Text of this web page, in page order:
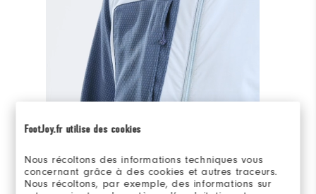
FootJoy.fr utilise des cookies
Nous récoltons des informations techniques vous
concernant grâce à des cookies et autres traceurs.
Nous récoltons, par exemple, des informations sur
360° Ansicht